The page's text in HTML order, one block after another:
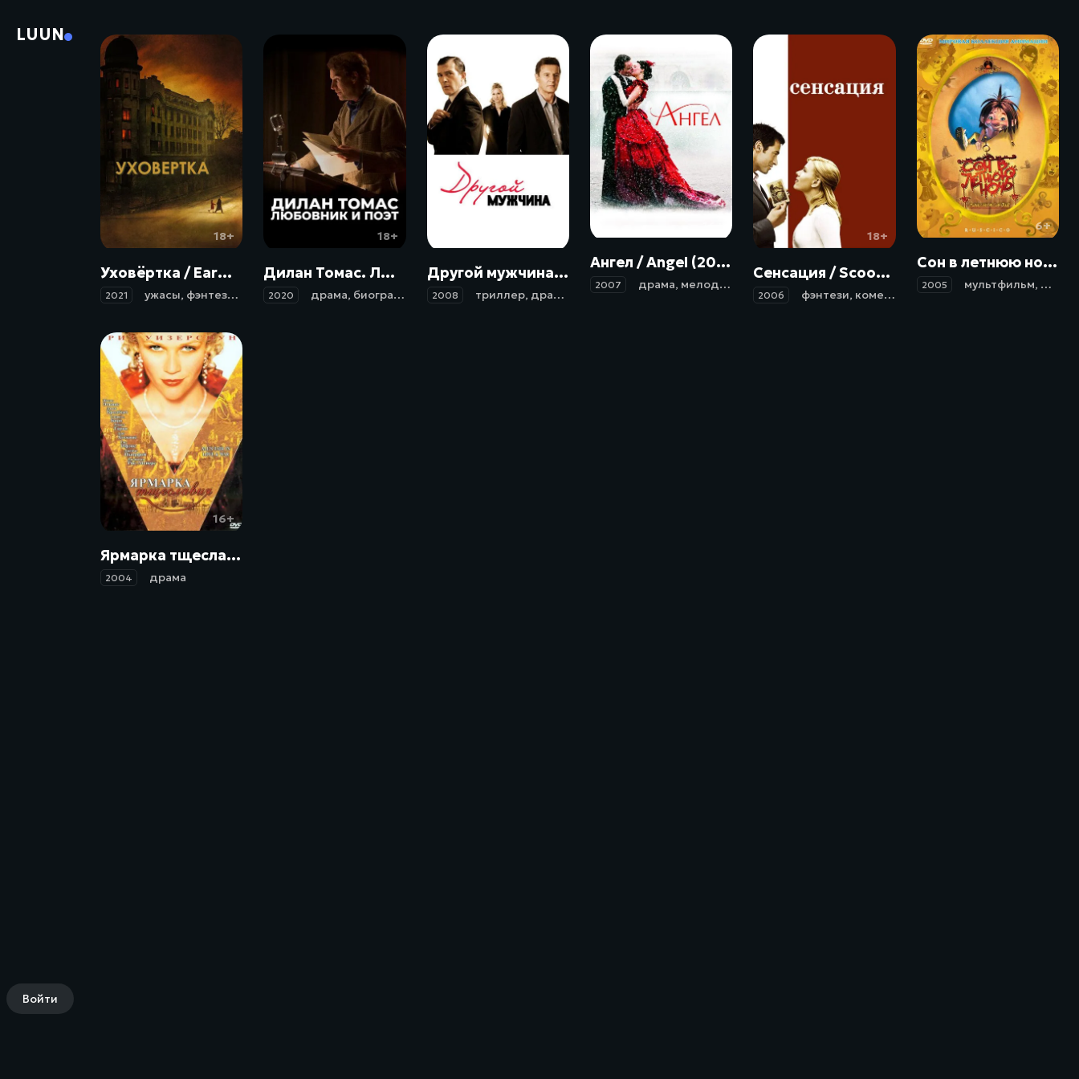
LUUN
Войти
18+
Уховёртка / Earwig (2021)
2021 ужасы, фэнтези , драма
18+
Дилан Томас. Любовник и поэт / Last Call (2020)
2020 драма, биография
Другой мужчина / The Other Man (2008)
2008 триллер, драма мелодрама
Ангел / Angel (2007)
2007 драма, мелодрама
18+
Сенсация / Scoop (2006)
2006 фэнтези, комедия криминал ,детектив
6+
Сон в летнюю ночь / El sueño de una noche de San Juan (2005)
2005 мультфильм, драма
16+
Ярмарка тщеславия / Vanity Fair (2004)
2004 драма